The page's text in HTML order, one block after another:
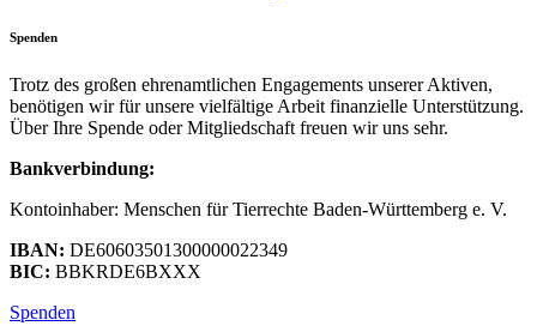
Spenden
Trotz des großen ehrenamtlichen Engagements unserer Aktiven,
benötigen wir für unsere vielfältige Arbeit finanzielle Unterstützung.
Über Ihre Spende oder Mitgliedschaft freuen wir uns sehr.
Bankverbindung:
Kontoinhaber: Menschen für Tierrechte Baden-Württemberg e. V.
IBAN: DE60603501300000022349
BIC: BBKRDE6BXXX
Spenden